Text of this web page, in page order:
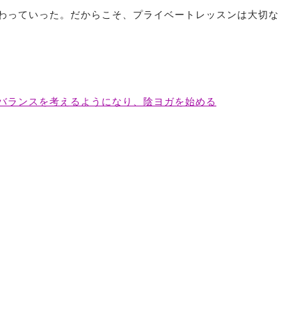
っていった。だからこそ、プライベートレッスンは大切な
ランスを考えるようになり、陰ヨガを始める